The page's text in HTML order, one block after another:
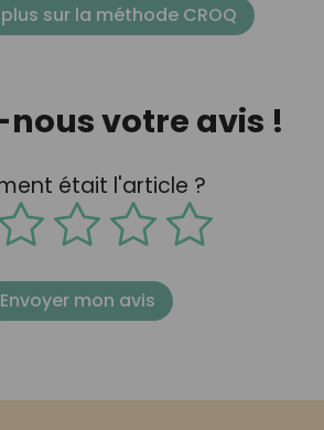
sur la méthode CROQ
nous votre avis !
était l'article ?
Envoyer mon avis